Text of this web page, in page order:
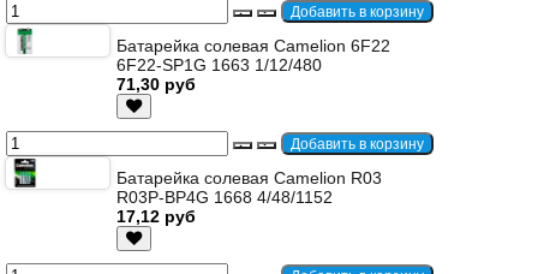
Батарейка солевая Camelion 6F22
6F22-SP1G 1663 1/12/480
71,30 руб
Батарейка солевая Camelion R03
R03P-BP4G 1668 4/48/1152
17,12 руб